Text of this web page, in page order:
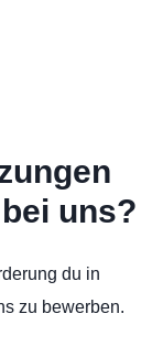
uns?
du in
zu bewerben.